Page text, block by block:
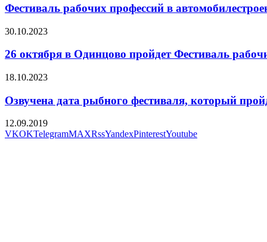
Фестиваль рабочих профессий в
30.10.2023
26 октября в Одинцово пройдет Фестиваль
18.10.2023
Озвучена дата рыбного фестиваля, который
12.09.2019
VKOKTelegramMAXRssYandexPinterestYoutube